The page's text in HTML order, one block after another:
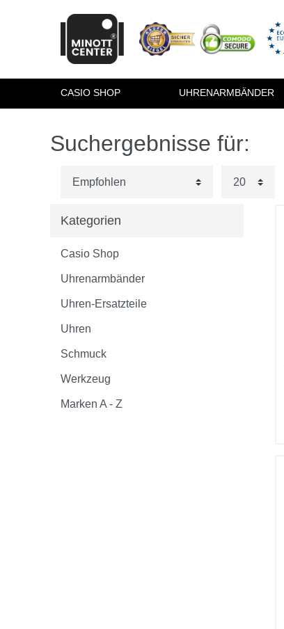
CASIO SHOP UHRENARMBÄNDER
Suchergebnisse für:
Kategorien
Casio Shop
Uhrenarmbänder
Uhren-Ersatzteile
Uhren
Schmuck
Werkzeug
Marken A - Z